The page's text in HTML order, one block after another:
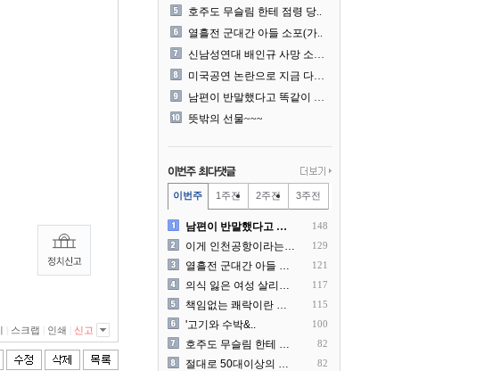
스크랩 인쇄 신고
호주도 무슬림 한테 점령 당..
열흘전 군대간 아들 소포(가..
신남성연대 배인규 사망 소식..
미국공연 논란으로 지금 다시..
남편이 반말했다고 똑같이 반..
뜻밖의 선물~~~
이번주 1주전 2주전 3주전
남편이 반말했다고 똑같이 반.. 148
이게 인천공항이라는게 믿겨지.. 129
열흘전 군대간 아들 소포(가.. 121
의식 잃은 여성 살리려다 성.. 117
책임없는 쾌락이란 말에 빡친.. 115
'고기와 수박&.. 100
호주도 무슬림 한테 점령 당.. 82
절대로 50대이상의 딜러를 .. 82